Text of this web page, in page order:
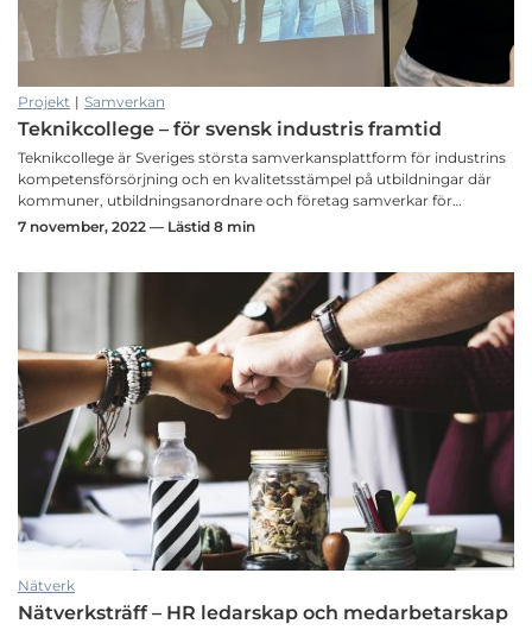
Projekt | Samverkan
Teknikcollege – för svensk industris framtid
Teknikcollege är Sveriges största samverkansplattform för industrins
kompetensförsörjning och en kvalitetsstämpel på utbildningar där
kommuner, utbildningsanordnare och företag samverkar för…
7 november, 2022 — Lästid 8 min
Nätverk
Nätverksträff – HR ledarskap och medarbetarskap